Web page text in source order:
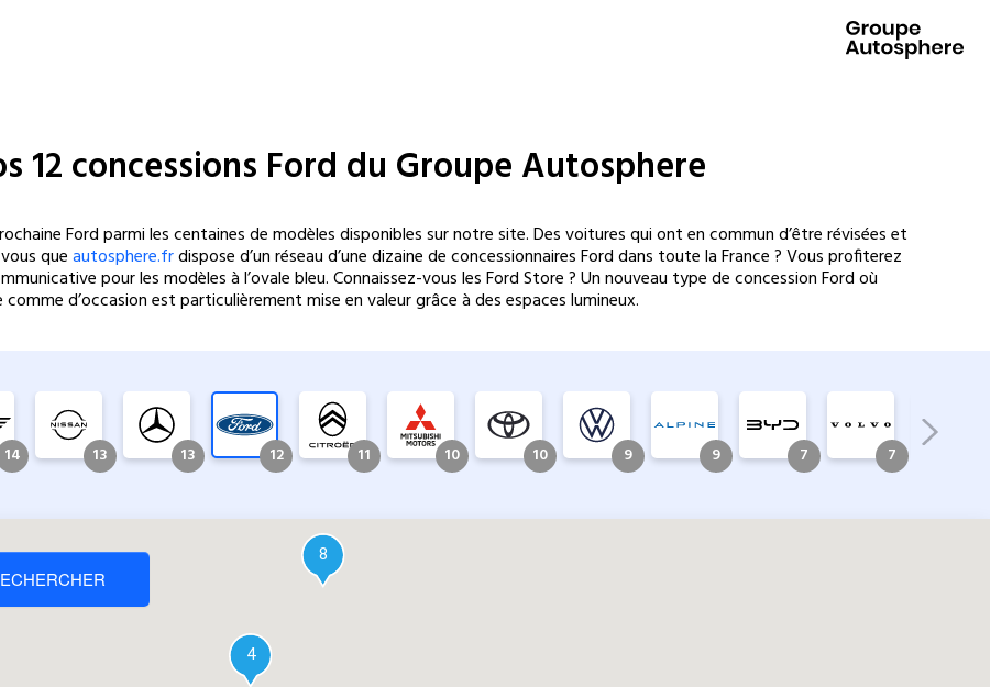
12 concessions Ford du Groupe Autosphere
Ford parmi les centaines de modèles disponibles sur notre site. Des voitures qui ont en commun d’être révisées et
queautosphere.frdispose d’un réseau d’une dizaine de concessionnaires Ford dans toute la France ? Vous profiterez
pour les modèles à l’ovale bleu. Connaissez-vous les Ford Store ? Un nouveau type de concession Ford où
comme d’occasion est particulièrement mise en valeur grâce à des espaces lumineux.
14 13 13 12 11 10 10 9 9 7 7
4
8